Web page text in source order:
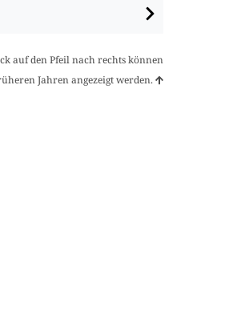
auf den Pfeil nach rechts können
Jahren angezeigt werden.